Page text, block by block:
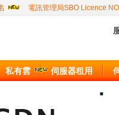
電訊管理局SBO Licence
私有雲 伺服器租用